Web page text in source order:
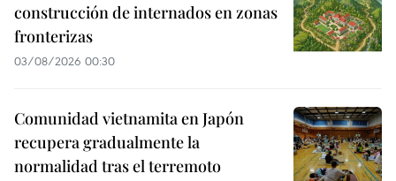
construcción de internados en zonas
fronterizas
03/08/2026 00:30
Comunidad vietnamita en Japón
recupera gradualmente la
normalidad tras el terremoto